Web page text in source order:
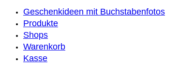
Geschenkideen mit Buchstabenfotos
Produkte
Shops
Warenkorb
Kasse